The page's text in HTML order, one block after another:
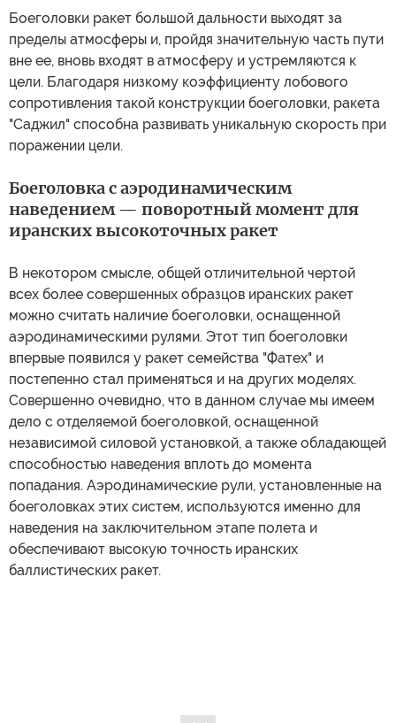
Боеголовки ракет большой дальности выходят за
пределы атмосферы и, пройдя значительную часть пути
вне ее, вновь входят в атмосферу и устремляются к
цели. Благодаря низкому коэффициенту лобового
сопротивления такой конструкции боеголовки, ракета
"Саджил" способна развивать уникальную скорость при
поражении цели.
Боеголовка с аэродинамическим
наведением — поворотный момент для
иранских высокоточных ракет
В некотором смысле, общей отличительной чертой
всех более совершенных образцов иранских ракет
можно считать наличие боеголовки, оснащенной
аэродинамическими рулями. Этот тип боеголовки
впервые появился у ракет семейства "Фатех" и
постепенно стал применяться и на других моделях.
Совершенно очевидно, что в данном случае мы имеем
дело с отделяемой боеголовкой, оснащенной
независимой силовой установкой, а также обладающей
способностью наведения вплоть до момента
попадания. Аэродинамические рули, установленные на
боеголовках этих систем, используются именно для
наведения на заключительном этапе полета и
обеспечивают высокую точность иранских
баллистических ракет.